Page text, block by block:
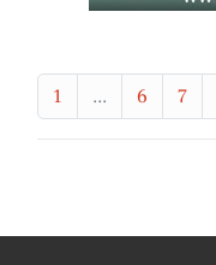
1 ... 6 7